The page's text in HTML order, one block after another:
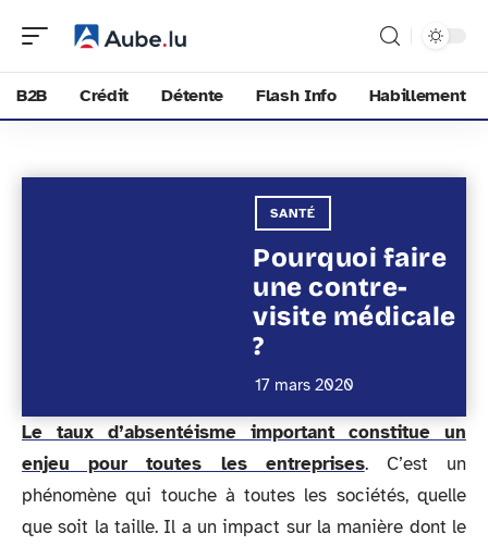
B2B Crédit Détente Flash Info Habillement
SANTÉ
Pourquoi faire
une contre-
visite médicale
?
17 mars 2020
Le taux d’absentéisme important constitue un
enjeu pour toutes les entreprises. C’est un
phénomène qui touche à toutes les sociétés, quelle
que soit la taille. Il a un impact sur la manière dont le